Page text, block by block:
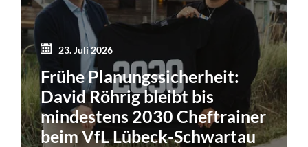
23. Juli 2026
Frühe Planungssicherheit:
David Röhrig bleibt bis
mindestens 2030 Cheftrainer
beim VfL Lübeck-Schwartau